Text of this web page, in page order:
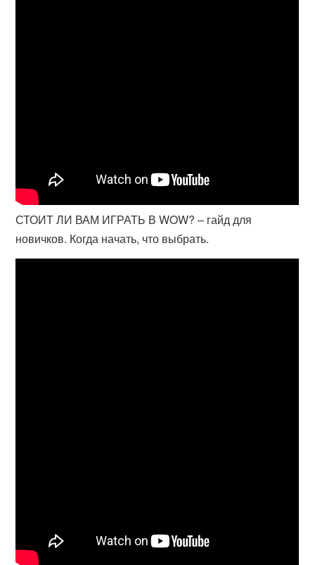
СТОИТ ЛИ ВАМ ИГРАТЬ В WOW? – гайд для
новичков. Когда начать, что выбрать.